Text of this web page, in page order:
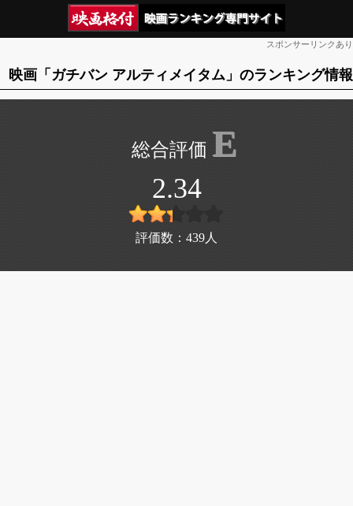
スポンサーリンクあり
映画「ガチバン アルティメイタム」のランキング情報
E
2.34
評価数： 439 人